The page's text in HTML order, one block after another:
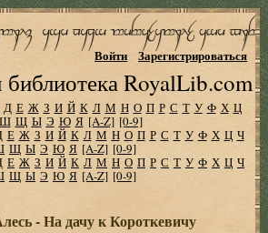
библиотека RoyalLib.com
Войти Зарегистрироваться
Д Е Ж З И Й К Л М Н О П Р С Т У Ф Х Ц
Ш Щ Ы Э Ю Я [A-Z] [0-9]
Е Ж З И Й К Л М Н О П Р С Т У Ф Х Ц Ч
Щ Ы Э Ю Я [A-Z] [0-9]
Е Ж З И Й К Л М Н О П Р С Т У Ф Х Ц Ч
Щ Ы Э Ю Я [A-Z] [0-9]
- На дачу к Короткевичу